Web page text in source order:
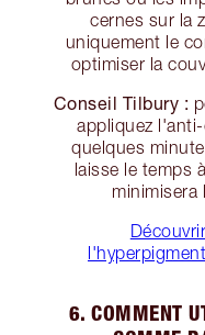
cernes sur la
uniquement le
optimiser la
Conseil Tilbury :
appliquez
quelques
laisse le temps
minimisera
6. COMMENT